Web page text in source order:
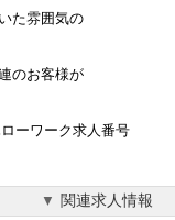
た雰囲気の
のお客様が
ーワーク求人番号
関連求人情報